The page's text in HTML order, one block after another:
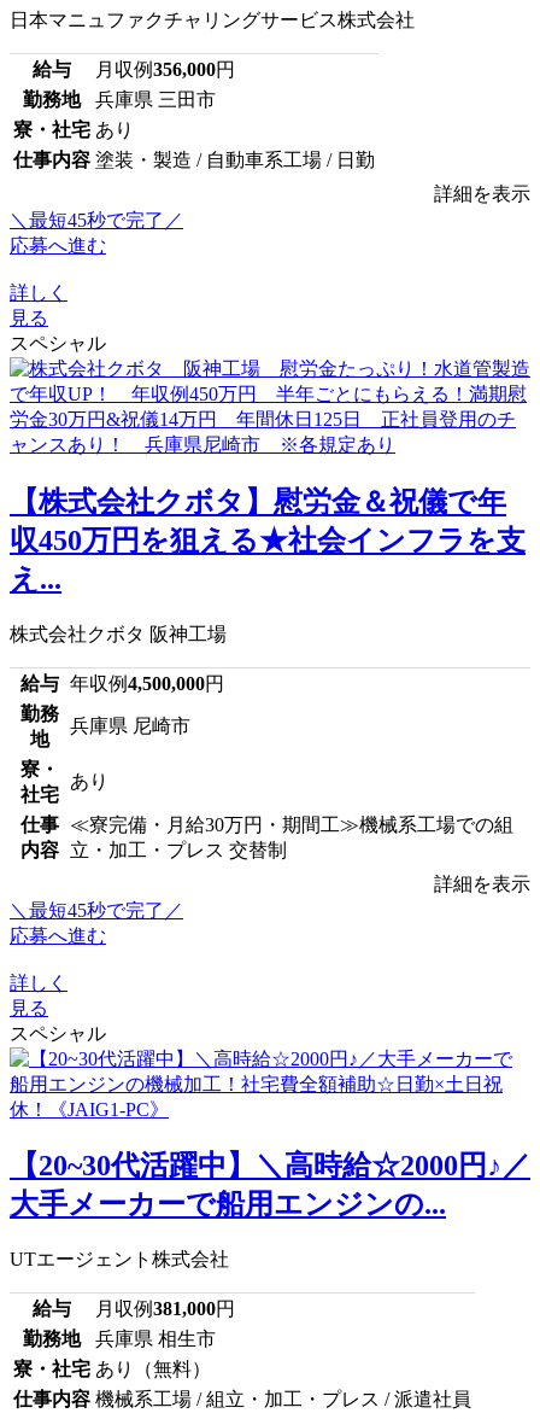
日本マニュファクチャリングサービス株式会社
給与 月収例356,000円
勤務地
兵庫県 三田市
寮・社宅 あり
仕事内容 塗装・製造 / 自動車系工場 / 日勤
詳細を表示
＼最短45秒で完了／
応募へ進む
詳しく
見る
スペシャル
【株式会社クボタ】慰労金＆祝儀で年
収450万円を狙える★社会インフラを支
え...
株式会社クボタ 阪神工場
給与 年収例4,500,000円
勤務
地
兵庫県 尼崎市
寮・
社宅
あり
仕事
内容
≪寮完備・月給30万円・期間工≫機械系工場での組
立・加工・プレス 交替制
詳細を表示
＼最短45秒で完了／
応募へ進む
詳しく
見る
スペシャル
【20~30代活躍中】＼高時給☆2000円♪／
大手メーカーで船用エンジンの...
UTエージェント株式会社
給与 月収例381,000円
勤務地
兵庫県 相生市
寮・社宅 あり（無料）
仕事内容 機械系工場 / 組立・加工・プレス / 派遣社員